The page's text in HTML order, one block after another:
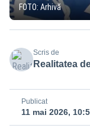
FOTO: Arhivă
Scris de
Realitatea
Publicat
11 mai 2026,